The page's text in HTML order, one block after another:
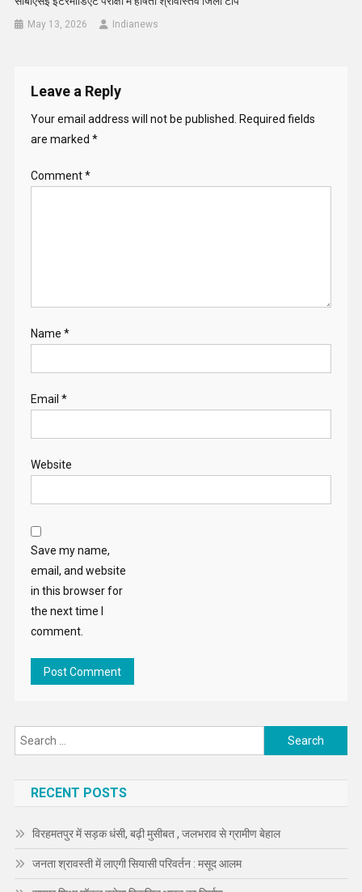
May 13, 2026 Indianews
Leave a Reply
Your email address will not be published.
Required fields
are marked *
Comment*
Name *
Email *
Website
Save my name,
email, and website
in this browser for
the next time I
comment.
Search
for:
RECENT POSTS
विरहमतपुर में सड़क धंसी, बढ़ी मुसीबत , जलभराव से ग्रामीण बेहाल
जनता श्रावस्ती में लाएगी सियासी परिवर्तन : मसूद आलम